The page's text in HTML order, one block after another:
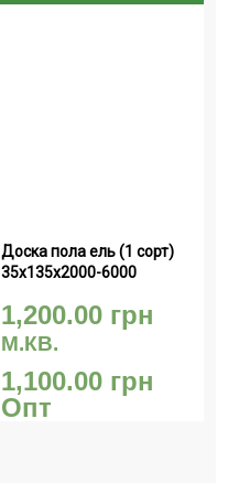
Доска пола ель (1 сорт)
35х135х2000-6000
1,200.00 грн
М.КВ.
1,100.00 грн
Опт